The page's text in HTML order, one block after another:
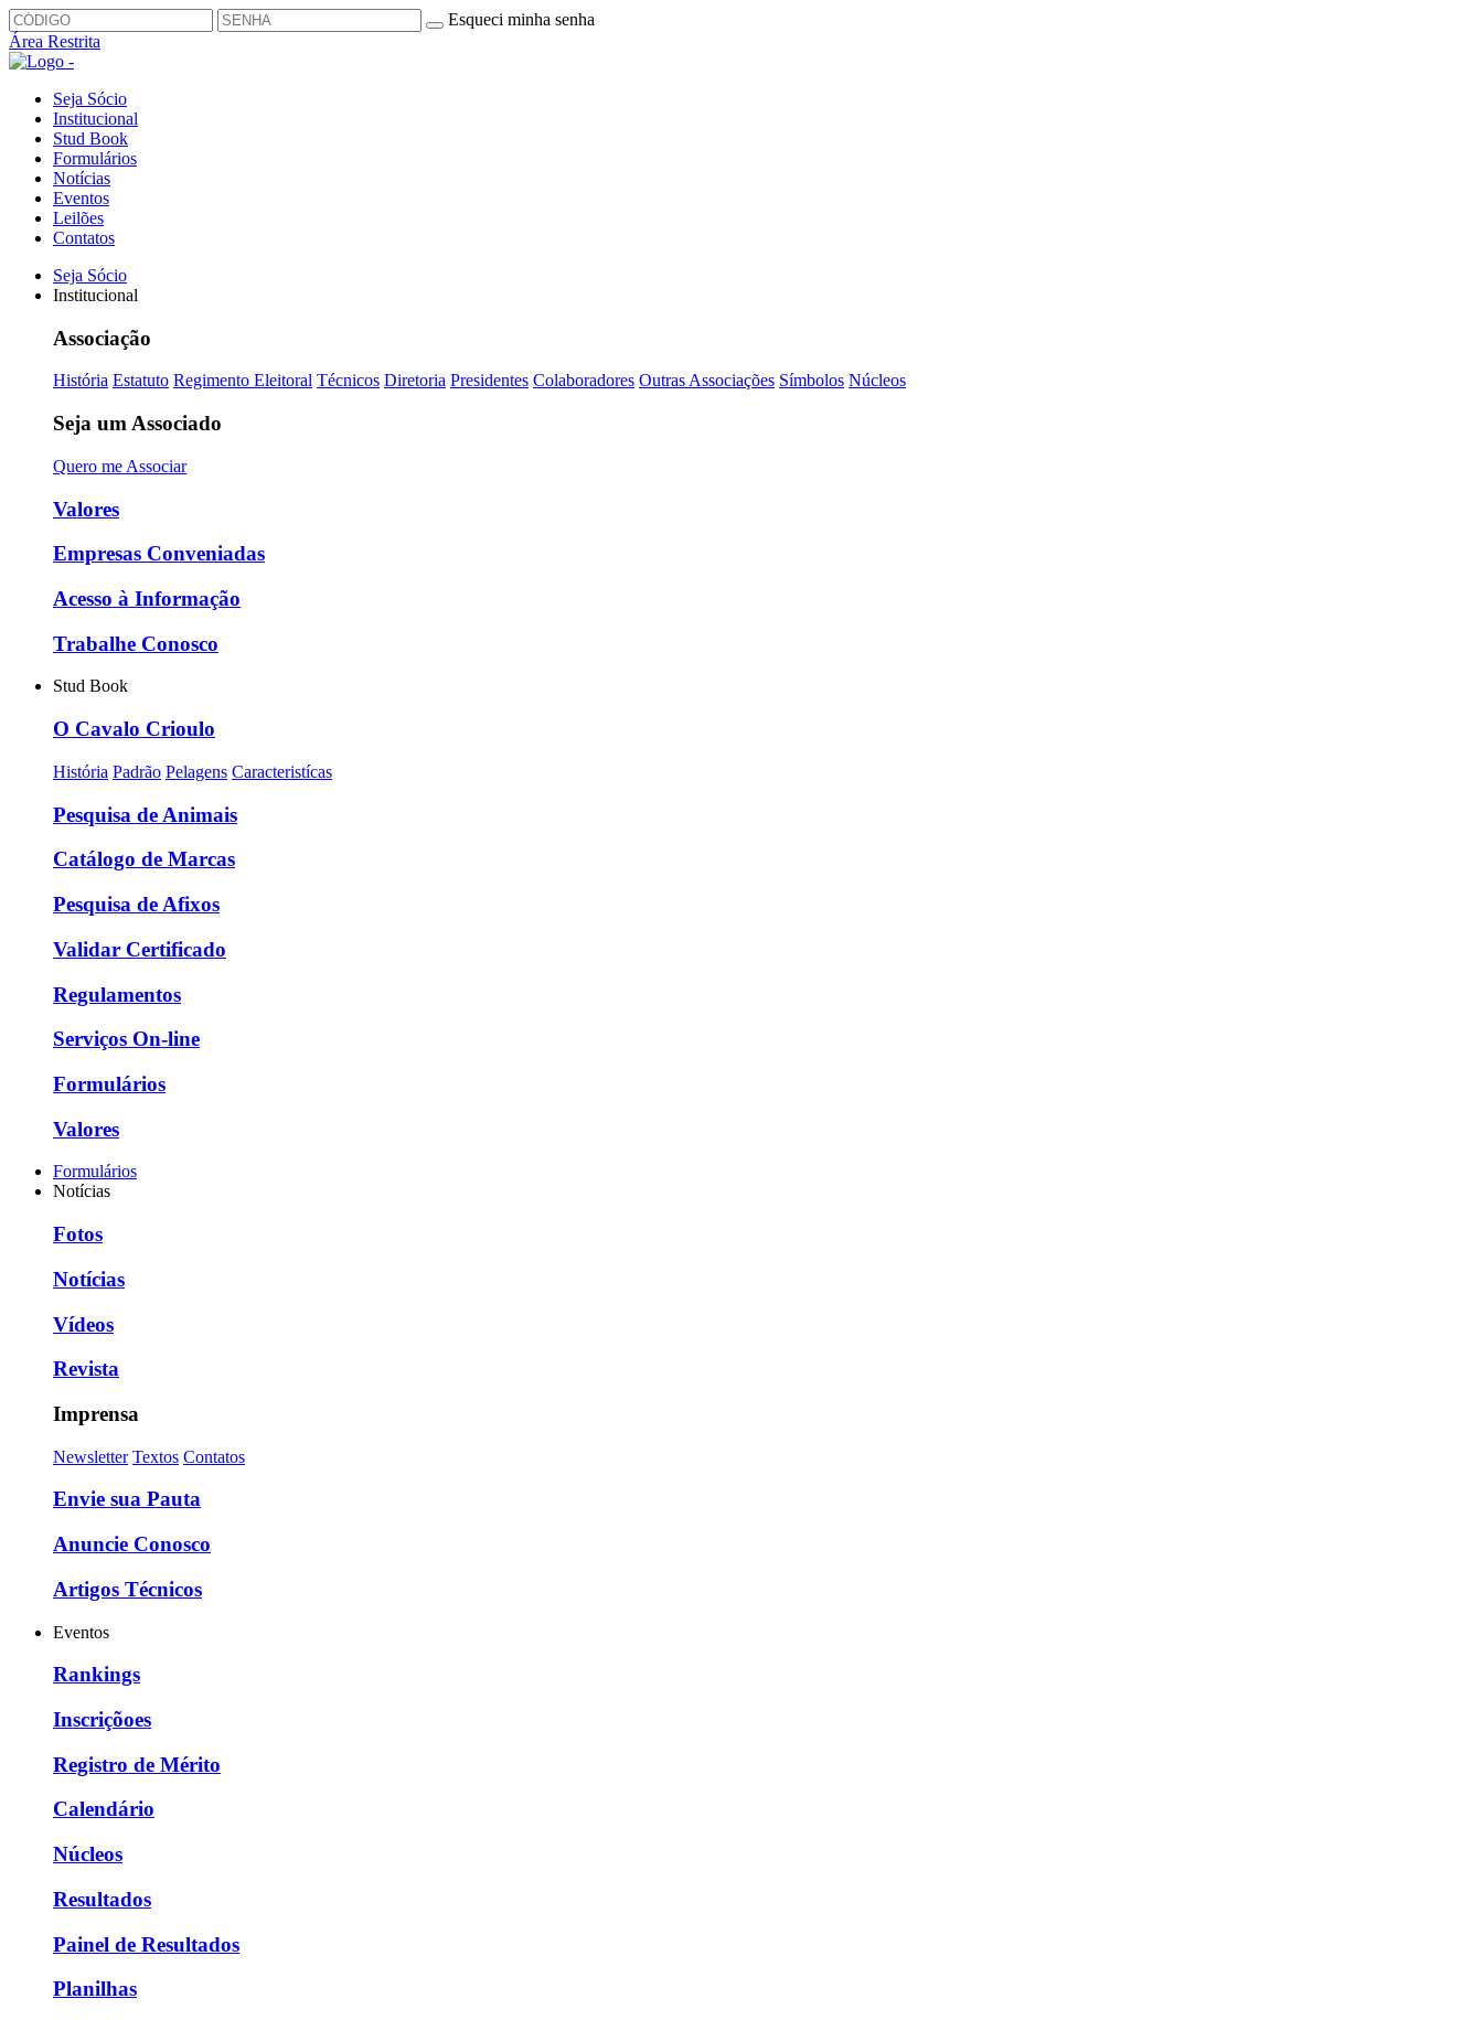
Esqueci minha senha
Área Restrita
Seja Sócio
Institucional
Stud Book
Formulários
Notícias
Eventos
Leilões
Contatos
Seja Sócio
Institucional
Associação
História Estatuto Regimento Eleitoral Técnicos Diretoria Presidentes Colaboradores Outras Associações Símbolos Núcleos
Seja um Associado
Quero me Associar
Valores
Empresas Conveniadas
Acesso à Informação
Trabalhe Conosco
Stud Book
O Cavalo Crioulo
História Padrão Pelagens Caracteristícas
Pesquisa de Animais
Catálogo de Marcas
Pesquisa de Afixos
Validar Certificado
Regulamentos
Serviços On-line
Formulários
Valores
Formulários
Notícias
Fotos
Notícias
Vídeos
Revista
Imprensa
Newsletter Textos Contatos
Envie sua Pauta
Anuncie Conosco
Artigos Técnicos
Eventos
Rankings
Inscriçõoes
Registro de Mérito
Calendário
Núcleos
Resultados
Painel de Resultados
Planilhas